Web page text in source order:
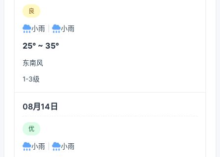
良
小雨 小雨
25° ~ 35°
东南风
1-3级
08月14日
优
小雨 小雨